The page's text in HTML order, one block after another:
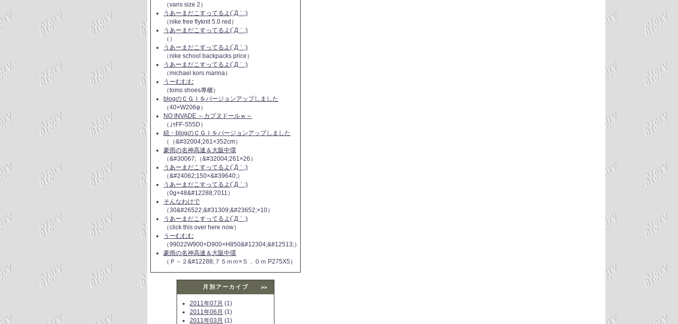
（vans size 2）
うあーまだこすってるよ(´Д｀;)
（nike free flyknit 5.0 red）
うあーまだこすってるよ(´Д｀;)
（）
うあーまだこすってるよ(´Д｀;)
（nike school backpacks price）
うあーまだこすってるよ(´Д｀;)
（michael kors marina）
うーむむむ
（toms shoes專櫃）
blogのＣＧＩをバージョンアップしました
（40×W206φ）
NO INVADE ～カプヌドールｗ～
（｣ｩFF-S55D）
続・blogのＣＧＩをバージョンアップしました
（（&#32004;261×352cm）
豪雨の名神高速＆大阪中環
（&#30067;（&#32004;261×26）
うあーまだこすってるよ(´Д｀;)
（&#24062;150×&#39640;）
うあーまだこすってるよ(´Д｀;)
（0g×48&#12288;7011）
そんなわけで
（30&#26522;&#31309;&#23652;×10）
うあーまだこすってるよ(´Д｀;)
（click this over here now）
うーむむむ
（99022W900×D900×H850&#12304;&#12513;）
豪雨の名神高速＆大阪中環
（Ｐ－２&#12288;７５ｍｍ×５．０ｍ P275X5）
月別アーカイブ >>
2011年07月 (1)
2011年06月 (1)
2011年03月 (1)